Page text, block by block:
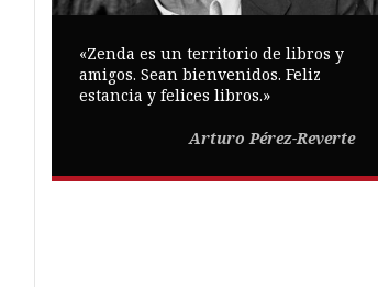
«Zenda es un territorio de libros y
amigos. Sean bienvenidos. Feliz
estancia y felices libros.»
Arturo Pérez-Reverte